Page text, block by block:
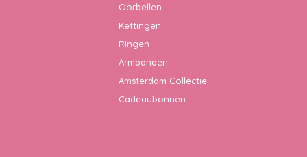
Oorbellen
Kettingen
Ringen
Armbanden
Amsterdam Collectie
Cadeaubonnen